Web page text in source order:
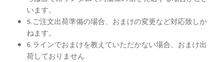
います。
5.ご注文出荷準備の場合、おまけの変更など対応致しか
ねます。
6.ラインでおまけを教えていただかない場合、おまけ出
荷しておりません